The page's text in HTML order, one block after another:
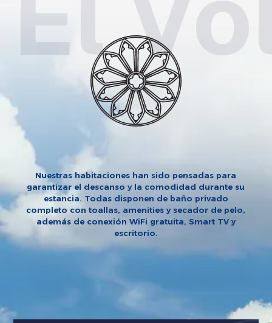
Nuestras habitaciones han sido pensadas para
garantizar el descanso y la comodidad durante su
estancia. Todas disponen de baño privado
completo con toallas, amenities y secador de pelo,
además de conexión WiFi gratuita, Smart TV y
escritorio.